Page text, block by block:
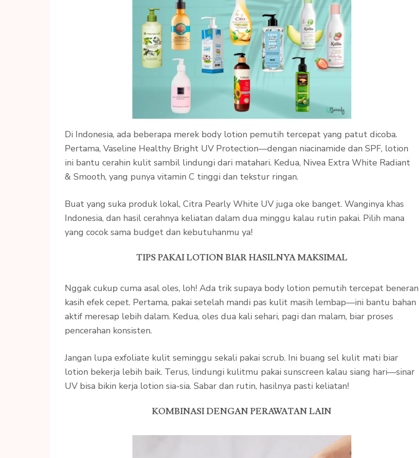
Di Indonesia, ada beberapa merek body lotion pemutih tercepat yang patut dicoba.
Pertama, Vaseline Healthy Bright UV Protection—dengan niacinamide dan SPF, lotion
ini bantu cerahin kulit sambil lindungi dari matahari. Kedua, Nivea Extra White Radiant
& Smooth, yang punya vitamin C tinggi dan tekstur ringan.
Buat yang suka produk lokal, Citra Pearly White UV juga oke banget. Wanginya khas
Indonesia, dan hasil cerahnya keliatan dalam dua minggu kalau rutin pakai. Pilih mana
yang cocok sama budget dan kebutuhanmu ya!
TIPS PAKAI LOTION BIAR HASILNYA MAKSIMAL
Nggak cukup cuma asal oles, loh! Ada trik supaya body lotion pemutih tercepat beneran
kasih efek cepet. Pertama, pakai setelah mandi pas kulit masih lembap—ini bantu bahan
aktif meresap lebih dalam. Kedua, oles dua kali sehari, pagi dan malam, biar proses
pencerahan konsisten.
Jangan lupa exfoliate kulit seminggu sekali pakai scrub. Ini buang sel kulit mati biar
lotion bekerja lebih baik. Terus, lindungi kulitmu pakai sunscreen kalau siang hari—sinar
UV bisa bikin kerja lotion sia-sia. Sabar dan rutin, hasilnya pasti keliatan!
KOMBINASI DENGAN PERAWATAN LAIN